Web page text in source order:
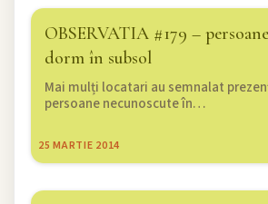
OBSERVATIA #179 –
dorm în subsol
25 MARTIE 2014
Mai mulți locatari au semnalat
persoane necunoscute în…